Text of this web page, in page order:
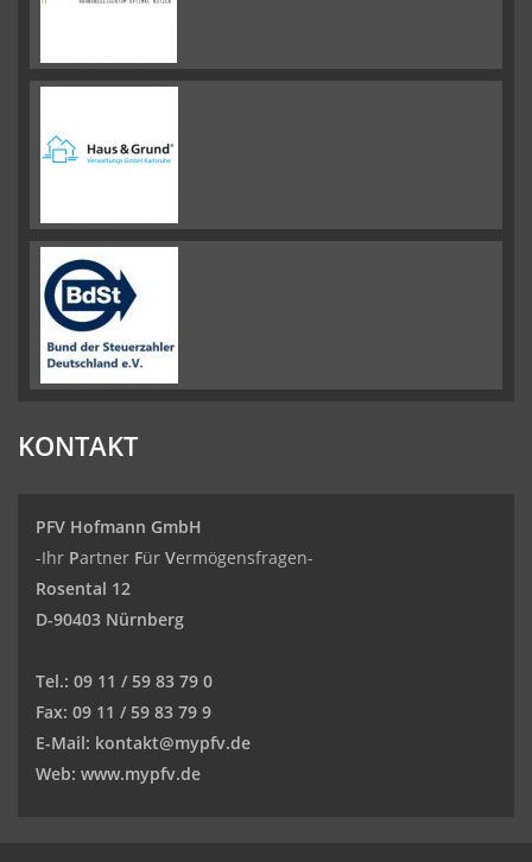
KONTAKT
PFV Hofmann GmbH
-Ihr Partner Für Vermögensfragen-
Rosental 12
D-90403 Nürnberg
Tel.: 09 11 / 59 83 79 0
Fax: 09 11 / 59 83 79 9
E-Mail: kontakt@mypfv.de
Web: www.mypfv.de